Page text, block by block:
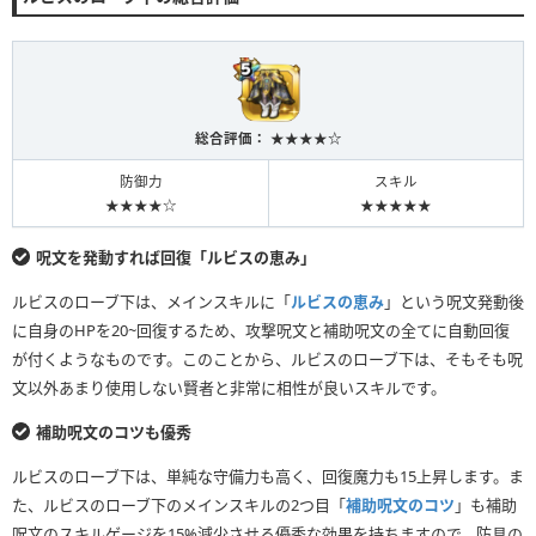
総合評価： ★★★★☆
防御力
★★★★☆
スキル
★★★★★
呪文を発動すれば回復「ルビスの恵み」
ルビスのローブ下は、メインスキルに「ルビスの恵み」という呪文発動後
に自身のHPを20~回復するため、攻撃呪文と補助呪文の全てに自動回復
が付くようなものです。このことから、ルビスのローブ下は、そもそも呪
文以外あまり使用しない賢者と非常に相性が良いスキルです。
補助呪文のコツも優秀
ルビスのローブ下は、単純な守備力も高く、回復魔力も15上昇します。ま
た、ルビスのローブ下のメインスキルの2つ目「補助呪文のコツ 」も補助